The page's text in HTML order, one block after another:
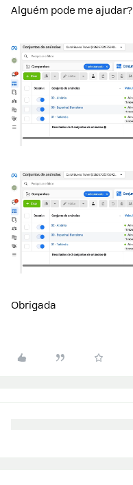
Alguém pode me ajudar?
Obrigada